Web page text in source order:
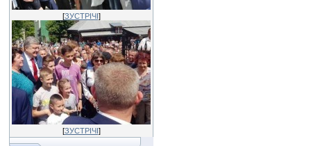
[ЗУСТРІЧІ]
[ЗУСТРІЧІ]